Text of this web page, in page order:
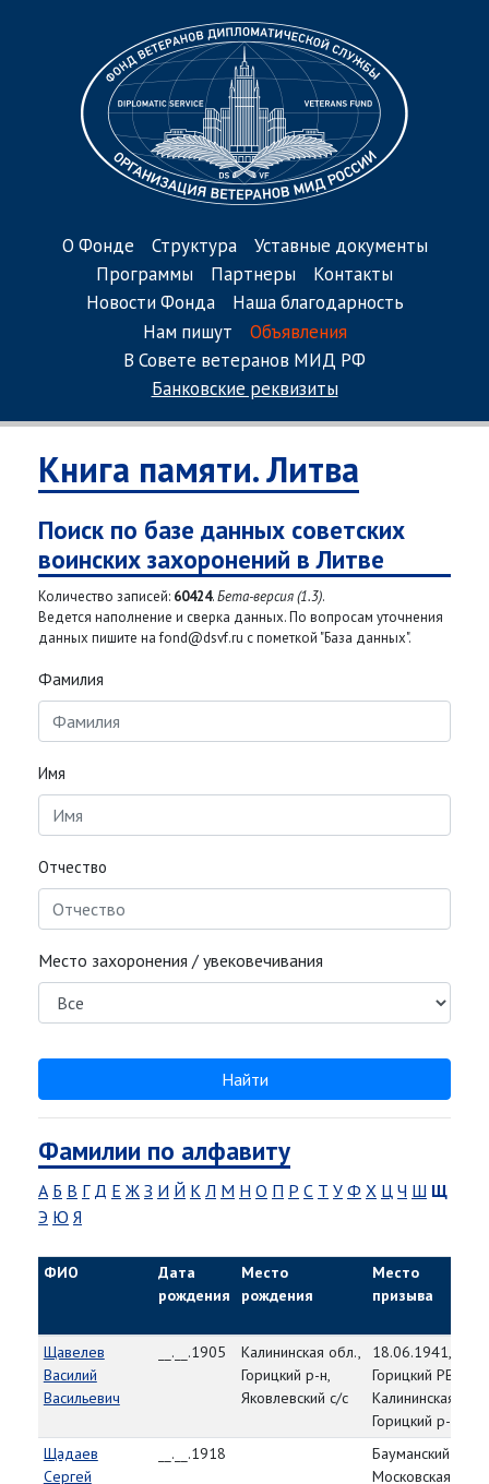
О Фонде Структура
Уставные документы
Программы
Партнеры
Контакты
Новости Фонда
Наша благодарность
Нам пишут
Объявления
В Совете ветеранов МИД РФ
Банковские реквизиты
Книга памяти. Литва
Поиск по базе данных советских
воинских захоронений в Литве
Количество записей: 60424.Бета-версия (1.3).
Ведется наполнение и сверка данных. По вопросам уточнения
данных пишите на fond@dsvf.ru с пометкой "База данных".
Фамилия
Имя
Отчество
Место захоронения / увековечивания
Найти
Фамилии по алфавиту
А Б В Г Д Е Ж З И Й К Л М Н О П Р С Т У Ф Х Ц Ч Ш Щ
Э Ю Я
ФИО
Дата
рождения
Место
рождения
Место
призыва
Щавелев
Василий
Васильевич
__.__.1905
Калининская обл.,
Горицкий р-н,
Яковлевский с/с
18.06.1941,
Горицкий РВК,
Калининская
Горицкий р-н
Щадаев
Сергей
__.__.1918
Бауманский РВК,
Московская обл.,